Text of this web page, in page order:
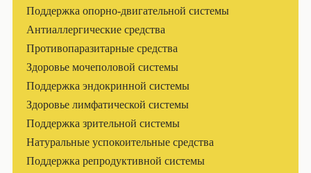
Поддержка опорно-двигательной системы
Антиаллергические средства
Противопаразитарные средства
Здоровье мочеполовой системы
Поддержка эндокринной системы
Здоровье лимфатической системы
Поддержка зрительной системы
Натуральные успокоительные средства
Поддержка репродуктивной системы